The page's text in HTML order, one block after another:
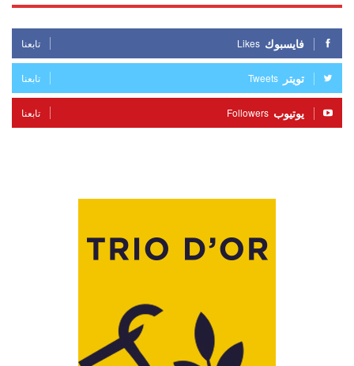
فايسبوك Likes تابعنا
تويتر Tweets تابعنا
يوتيوب Followers تابعنا